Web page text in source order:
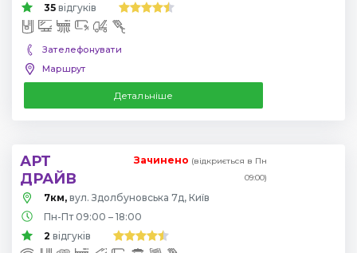
35 відгуків
Зателефонувати
Маршрут
Детальніше
АРТ
ДРАЙВ
Зачинено (відкриється в Пн
09:00)
7км, вул. Здолбуновська 7д, Київ
Пн-Пт 09:00 – 18:00
2 відгуків